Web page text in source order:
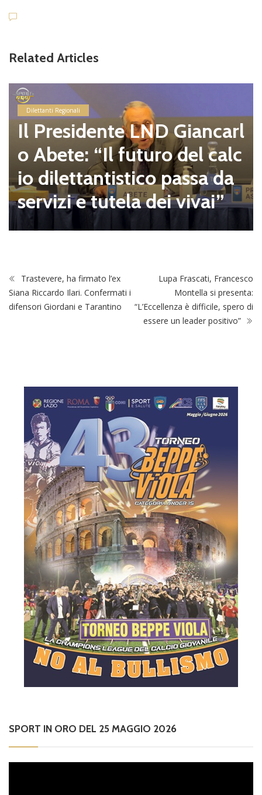
Related Articles
Dilettanti Regionali
Il Presidente LND Giancarl
o Abete: “Il futuro del calc
io dilettantistico passa da
servizi e tutela dei vivai”
Trastevere, ha firmato l’ex
Siana Riccardo Ilari. Confermati i
difensori Giordani e Tarantino
Lupa Frascati, Francesco
Montella si presenta:
“L’Eccellenza è difficile, spero di
essere un leader positivo”
SPORT IN ORO DEL 25 MAGGIO 2026